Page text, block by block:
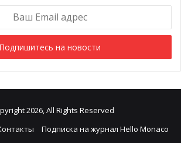
2026, All Rights Reserved
Подписка на журнал Hello Monaco